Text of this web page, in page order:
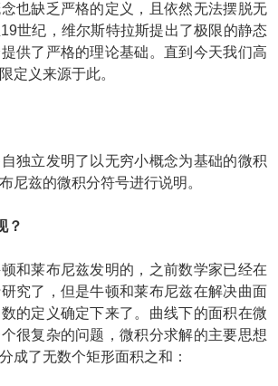
也缺乏严格的定义，且依然无法摆脱无
世纪，维尔斯特拉斯提出了极限的静态
供了严格的理论基础。直到今天我们高
定义来源于此。
独立发明了以无穷小概念为基础的微积
尼兹的微积分符号进行说明。
？
和莱布尼兹发明的，之前数学家已经在
究了，但是牛顿和莱布尼兹在解决曲面
的定义确定下来了。曲线下的面积在微
很复杂的问题，微积分求解的主要思想
成了无数个矩形面积之和：